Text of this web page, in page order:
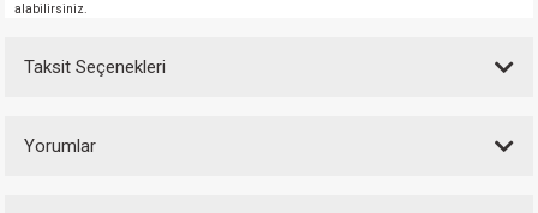
alabilirsiniz.
Taksit Seçenekleri
Yorumlar